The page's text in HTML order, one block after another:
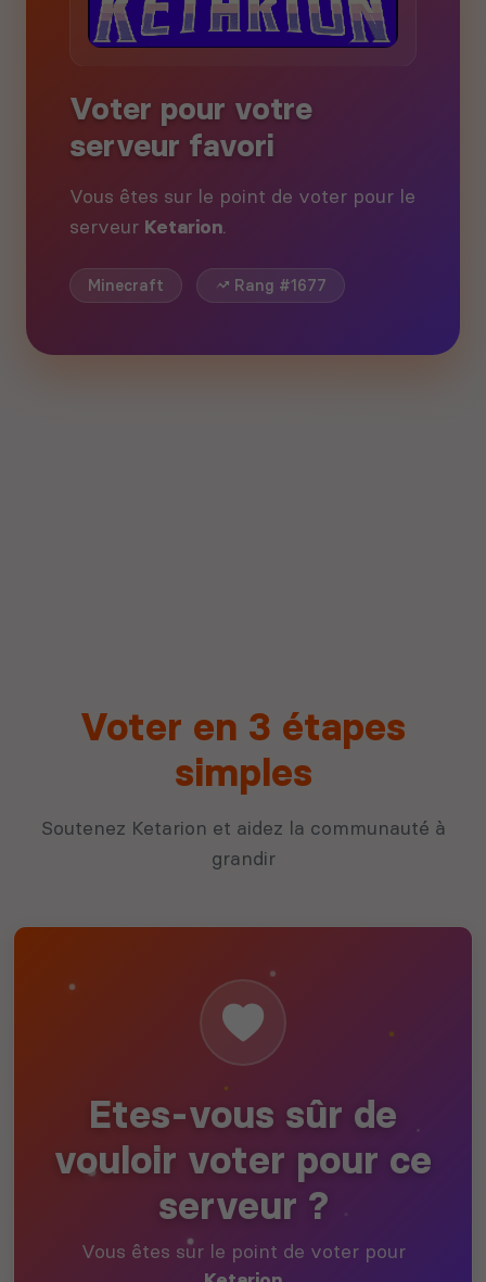
Voter pour votre
serveur favori
Vous êtes sur le point de voter pour le
serveur Ketarion.
Minecraft Rang #1677
Voter en 3 étapes
simples
Soutenez Ketarion et aidez la communauté à
grandir
Etes-vous sûr de
vouloir voter pour ce
serveur ?
Vous êtes sur le point de voter pour